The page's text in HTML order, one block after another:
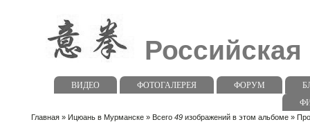
ВИДЕО ФОТОГАЛЕРЕЯ ФОРУМ
Главная » Ицюань в Мурманске » Всего 49 изображений в этом альбоме »